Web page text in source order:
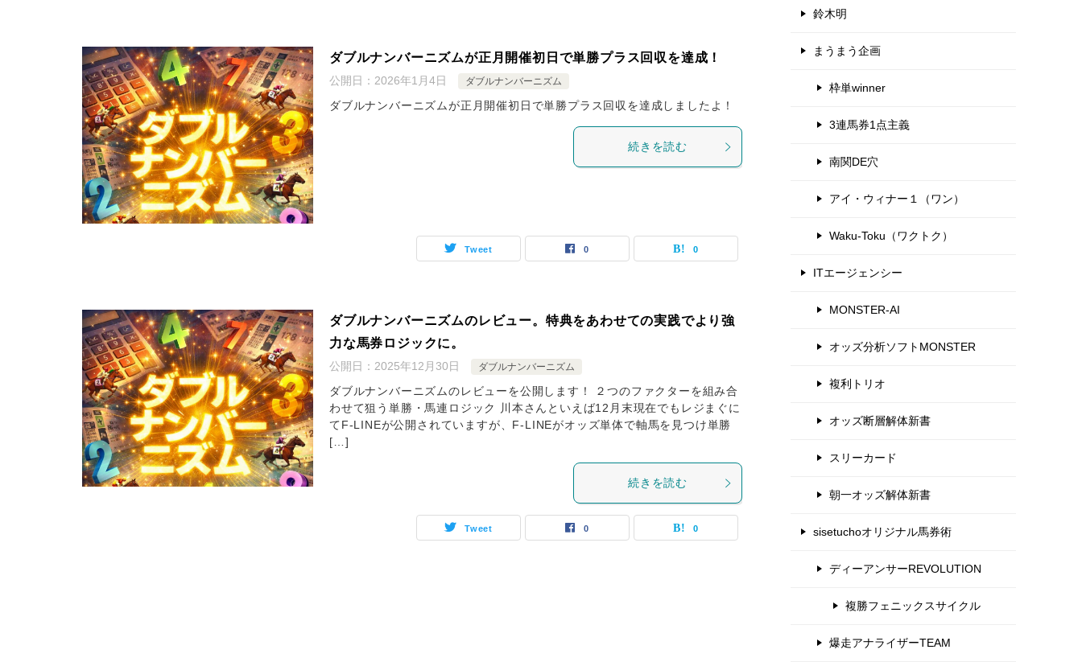
ダブルナンバーニズムが正月開催初日で単勝プラス回収を達成！
公開日： 2026年1月4日 ダブルナンバーニズム
ダブルナンバーニズムが正月開催初日で単勝プラス回収を達成しましたよ！
続きを読む
Tweet 0 0
ダブルナンバーニズムのレビュー。特典をあわせての実践でより強
力な馬券ロジックに。
公開日： 2025年12月30日 ダブルナンバーニズム
ダブルナンバーニズムのレビューを公開します！ ２つのファクターを組み合
わせて狙う単勝・馬連ロジック 川本さんといえば12月末現在でもレジまぐに
てF-LINEが公開されていますが、F-LINEがオッズ単体で軸馬を見つけ単勝
[…]
続きを読む
Tweet 0 0
鈴木明
まうまう企画
枠単winner
3連馬券1点主義
南関DE穴
アイ・ウィナー１（ワン）
Waku-Toku（ワクトク）
ITエージェンシー
MONSTER-AI
オッズ分析ソフトMONSTER
複利トリオ
オッズ断層解体新書
スリーカード
朝一オッズ解体新書
sisetuchoオリジナル馬券術
ディーアンサーREVOLUTION
複勝フェニックスサイクル
爆走アナライザーTEAM